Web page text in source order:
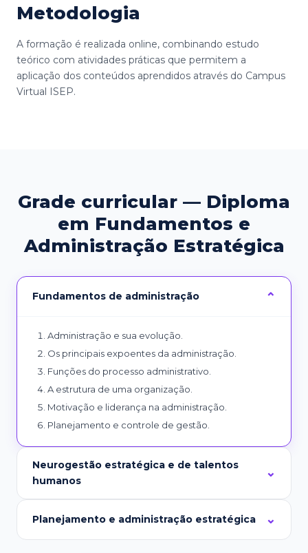
Metodologia
A formação é realizada online, combinando estudo
teórico com atividades práticas que permitem a
aplicação dos conteúdos aprendidos através do Campus
Virtual ISEP.
Grade curricular — Diploma
em Fundamentos e
Administração Estratégica
Fundamentos de administração
Administração e sua evolução.
Os principais expoentes da administração.
Funções do processo administrativo.
A estrutura de uma organização.
Motivação e liderança na administração.
Planejamento e controle de gestão.
Neurogestão estratégica e de talentos
humanos
Planejamento e administração estratégica